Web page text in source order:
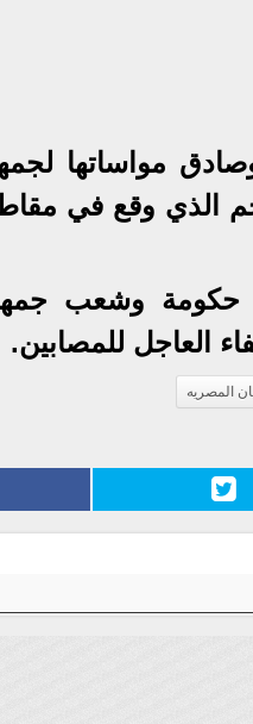
مواساتها
الذي وقع في
حكومة وشعب
العاجل للمصابين.
المصريه